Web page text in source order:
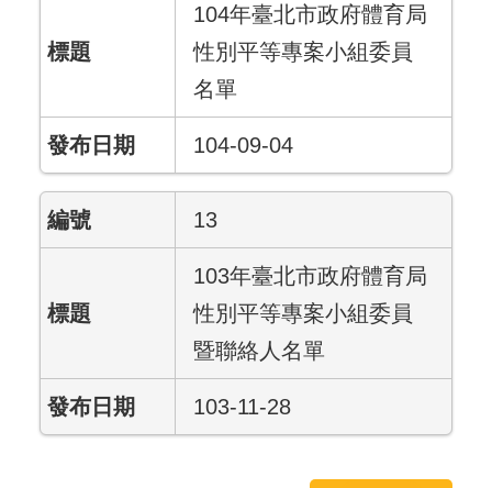
104年臺北市政府體育局
性別平等專案小組委員
名單
104-09-04
13
103年臺北市政府體育局
性別平等專案小組委員
暨聯絡人名單
103-11-28